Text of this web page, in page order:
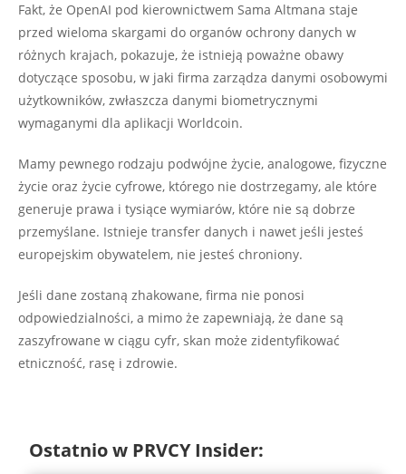
Fakt, że OpenAI pod kierownictwem Sama Altmana staje
przed wieloma skargami do organów ochrony danych w
różnych krajach, pokazuje, że istnieją poważne obawy
dotyczące sposobu, w jaki firma zarządza danymi osobowymi
użytkowników, zwłaszcza danymi biometrycznymi
wymaganymi dla aplikacji Worldcoin.
Mamy pewnego rodzaju podwójne życie, analogowe, fizyczne
życie oraz życie cyfrowe, którego nie dostrzegamy, ale które
generuje prawa i tysiące wymiarów, które nie są dobrze
przemyślane. Istnieje transfer danych i nawet jeśli jesteś
europejskim obywatelem, nie jesteś chroniony.
Jeśli dane zostaną zhakowane, firma nie ponosi
odpowiedzialności, a mimo że zapewniają, że dane są
zaszyfrowane w ciągu cyfr, skan może zidentyfikować
etniczność, rasę i zdrowie.
Ostatnio w PRVCY Insider: